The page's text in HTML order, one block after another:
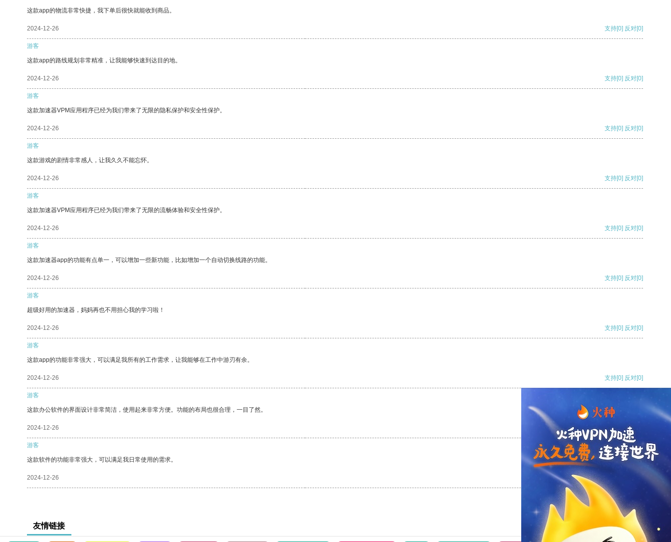
这款app的物流非常快捷，我下单后很快就能收到商品。
2024-12-26 支持[0] 反对[0]
游客
这款app的路线规划非常精准，让我能够快速到达目的地。
2024-12-26 支持[0] 反对[0]
游客
这款加速器VPM应用程序已经为我们带来了无限的隐私保护和安全性保护。
2024-12-26 支持[0] 反对[0]
游客
这款游戏的剧情非常感人，让我久久不能忘怀。
2024-12-26 支持[0] 反对[0]
游客
这款加速器VPM应用程序已经为我们带来了无限的流畅体验和安全性保护。
2024-12-26 支持[0] 反对[0]
游客
这款加速器app的功能有点单一，可以增加一些新功能，比如增加一个自动切换线路的功能。
2024-12-26 支持[0] 反对[0]
游客
超级好用的加速器，妈妈再也不用担心我的学习啦！
2024-12-26 支持[0] 反对[0]
游客
这款app的功能非常强大，可以满足我所有的工作需求，让我能够在工作中游刃有余。
2024-12-26 支持[0] 反对[0]
游客
这款办公软件的界面设计非常简洁，使用起来非常方便。功能的布局也很合理，一目了然。
2024-12-26 支持 反对
游客
这款软件的功能非常强大，可以满足我日常使用的需求。
2024-12-26 [0]
友情链接